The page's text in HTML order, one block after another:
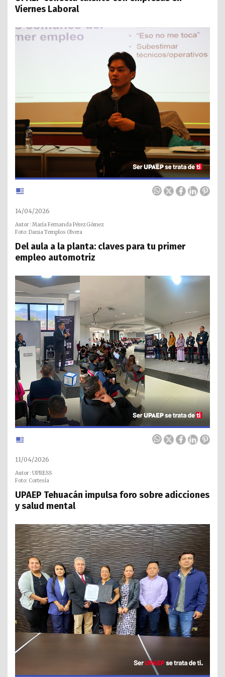
Viernes Laboral
14/04/2026
Autor : María Fernanda Pérez Gómez
Foto: Dania Templos Olvera
Del aula a la planta: claves para tu primer
empleo automotriz
11/04/2026
Autor : UPRESS
Foto: Cortesía
UPAEP Tehuacán impulsa foro sobre adicciones
y salud mental